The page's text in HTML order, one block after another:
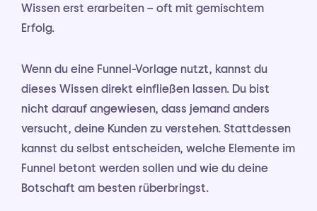
Wissen erst erarbeiten – oft mit gemischtem
Erfolg.
Wenn du eine Funnel-Vorlage nutzt, kannst du
dieses Wissen direkt einfließen lassen. Du bist
nicht darauf angewiesen, dass jemand anders
versucht, deine Kunden zu verstehen. Stattdessen
kannst du selbst entscheiden, welche Elemente im
Funnel betont werden sollen und wie du deine
Botschaft am besten rüberbringst.